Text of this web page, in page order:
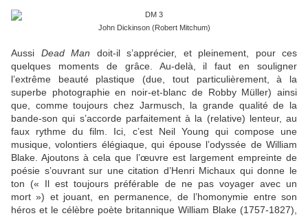
John Dickinson (Robert Mitchum)
Aussi Dead Man doit-il s’apprécier, et pleinement, pour ces
quelques moments de grâce. Au-delà, il faut en souligner
l’extrême beauté plastique (due, tout particulièrement, à la
superbe photographie en noir-et-blanc de Robby Müller) ainsi
que, comme toujours chez Jarmusch, la grande qualité de la
bande-son qui s’accorde parfaitement à la (relative) lenteur, au
faux rythme du film. Ici, c’est Neil Young qui compose une
musique, volontiers élégiaque, qui épouse l’odyssée de William
Blake. Ajoutons à cela que l’œuvre est largement empreinte de
poésie s’ouvrant sur une citation d’Henri Michaux qui donne le
ton (« Il est toujours préférable de ne pas voyager avec un
mort ») et jouant, en permanence, de l’homonymie entre son
héros et le célèbre poète britannique William Blake (1757-1827),